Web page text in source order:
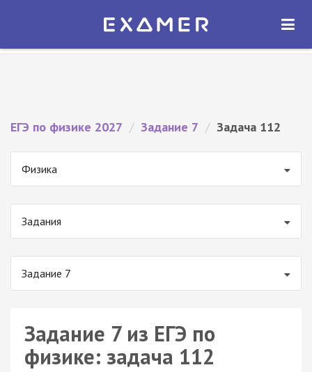
Экзамер — ЕГЭ 2027
ОТКРЫТЬ
ЕГЭ по физике 2027 / Задание 7 / Задача 112
Физика
Задания
Задание 7
Задание 7 из ЕГЭ по
физике: задача 112